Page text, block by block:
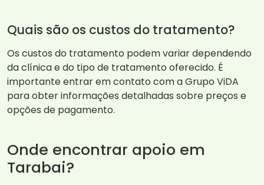
Quais são os custos do tratamento?
Os custos do tratamento podem variar dependendo
da clínica e do tipo de tratamento oferecido. É
importante entrar em contato com a Grupo ViDA
para obter informações detalhadas sobre preços e
opções de pagamento.
Onde encontrar apoio em
Tarabai?